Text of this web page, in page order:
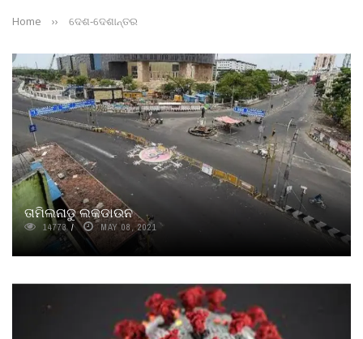
Home ›› ଦେଶ-ଦେଶାନ୍ତର
ତାମିଲନାଡୁ ଲକଡାଉନ
14773 MAY 08, 2021